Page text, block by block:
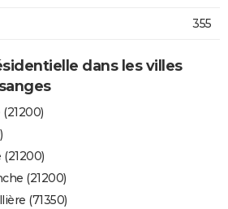
355
dans les villes
(21200)
(71350)